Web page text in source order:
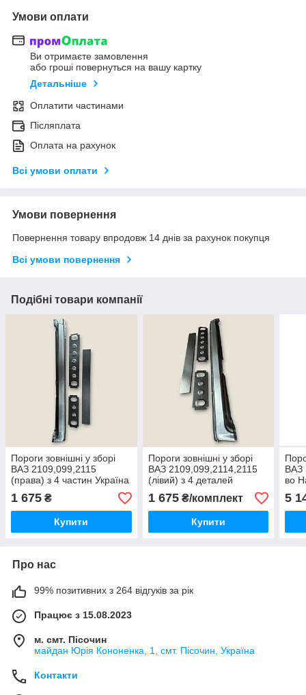
Умови оплати
Ви отримаєте замовлення
або гроші повернуться на вашу картку
Детальніше
Оплатити частинами
Післяплата
Оплата на рахунок
Всі умови оплати
Умови повернення
Повернення товару впродовж 14 днів за рахунок покупця
Всі умови повернення
Подібні товари компанії
Пороги зовнішні у зборі
ВАЗ 2109,099,2115
(права) з 4 частин Україна
1 675 ₴
Купити
Пороги зовнішні у зборі
ВАЗ 2109,099,2114,2115
(лівий) з 4 деталей
1 675₴/комплект
Купити
ВАЗ
во
5
Про нас
99% позитивних з 264 відгуків за рік
Працює з 15.08.2023
м. смт. Пісочин
майдан Юрія Кононенка, 1, смт. Пісочин, Україна
Контакти